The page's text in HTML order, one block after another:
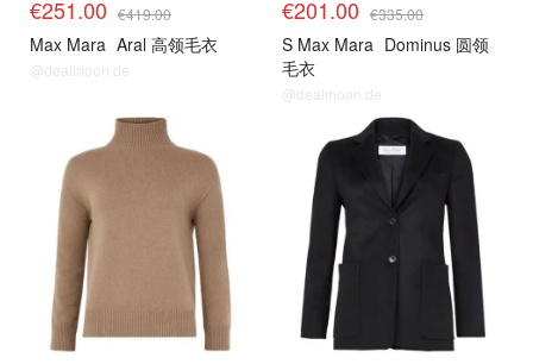
€251.00 €419.00
Max Mara Aral 高领毛衣
@dealmoon.de
€201.00 €335.00
S Max Mara Dominus 圆领
毛衣
@dealmoon.de